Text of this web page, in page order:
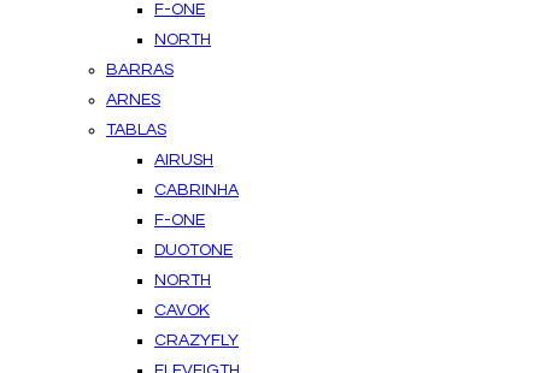
F-ONE
NORTH
BARRAS
ARNES
TABLAS
AIRUSH
CABRINHA
F-ONE
DUOTONE
NORTH
CAVOK
CRAZYFLY